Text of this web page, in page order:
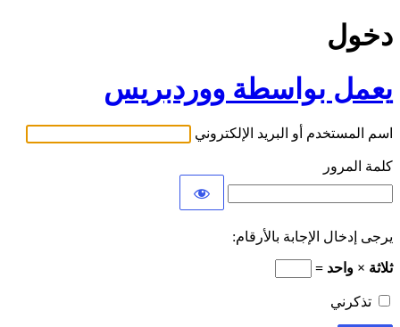
دخول
يعمل بواسطة ووردبريس
اسم المستخدم أو البريد الإلكتروني
كلمة المرور
يرجى إدخال الإجابة بالأرقام:
ثلاثة × واحد =
تذكرني